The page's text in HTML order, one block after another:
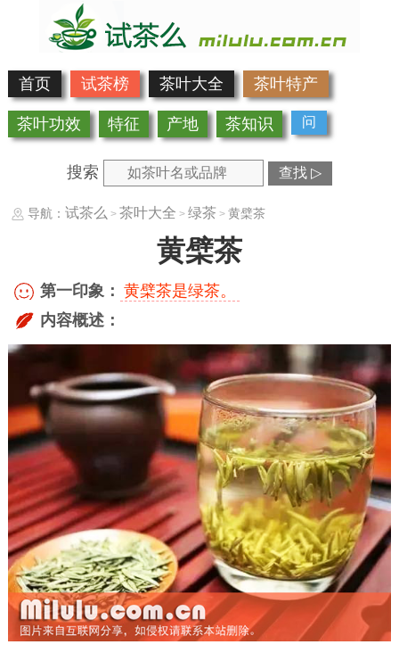
首页 试茶榜 茶叶大全 茶叶特产
茶叶功效 特征 产地 茶知识 问
搜索 查找 ▷
导航： 试茶么 > 茶叶大全 > 绿茶 > 黄檗茶
黄檗茶
第一印象： 黄檗茶是绿茶。
内容概述：